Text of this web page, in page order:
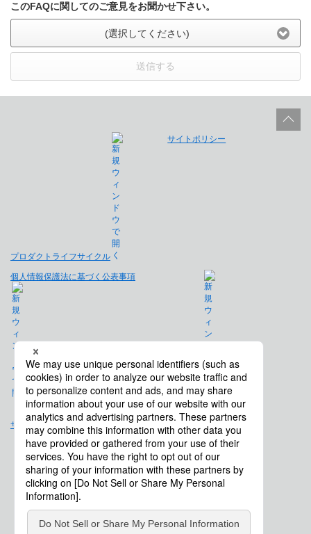
このFAQに関してのご意見をお聞かせ下さい。
(選択してください)
送信する
プロダクトライフサイクル
サイトポリシー
個人情報保護法に基づく公表事項
免責事項
サイトマップ